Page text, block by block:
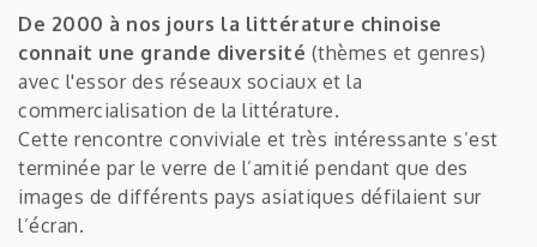
De 2000 à nos jours la littérature chinoise
connait une grande diversité (thèmes et genres)
avec l'essor des réseaux sociaux et la
commercialisation de la littérature.
Cette rencontre conviviale et très intéressante s’est
terminée par le verre de l’amitié pendant que des
images de différents pays asiatiques défilaient sur
l’écran.